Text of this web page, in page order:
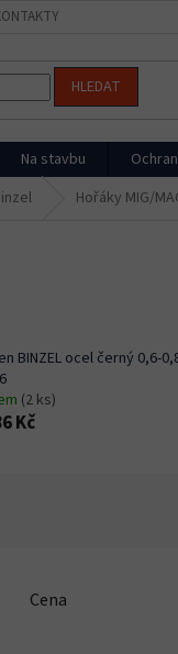
HLEDAT
Na stavbu
Hořáky MIG/
BINZEL ocel černý 0,6-
(2 ks)
Kč
Cena